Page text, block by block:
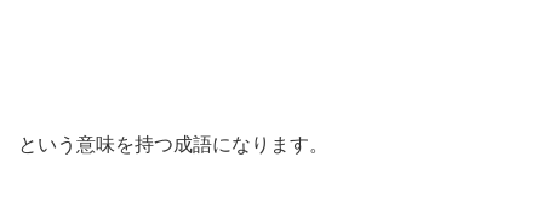
という意味を持つ成語になります。